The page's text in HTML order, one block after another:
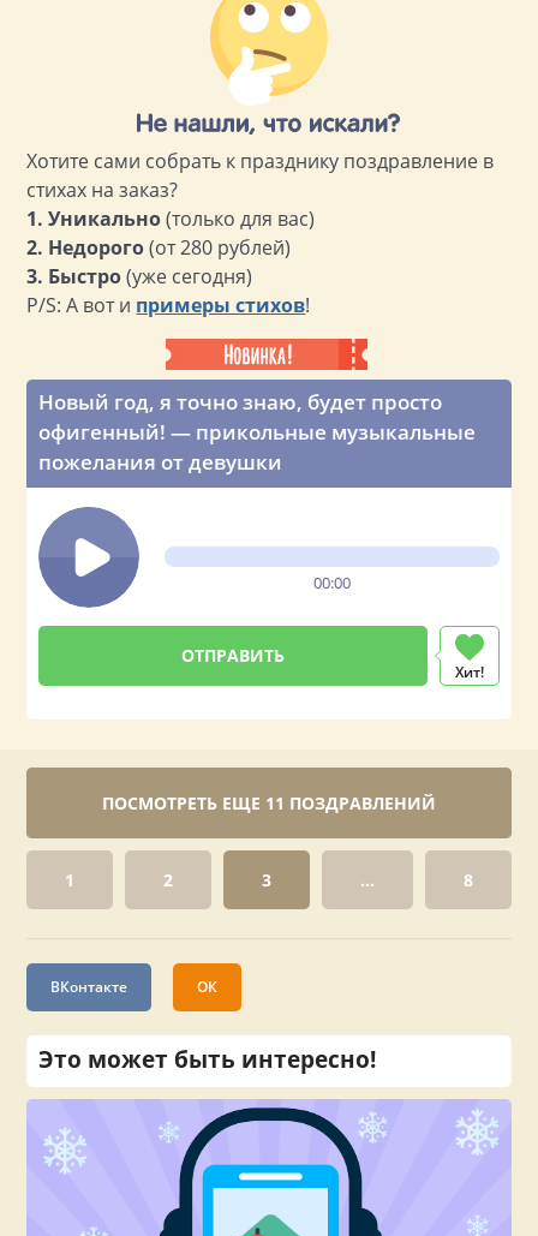
Новый год, я точно знаю, будет просто
офигенный! — прикольные музыкальные
пожелания от девушки
00:00
Хит!
Хотите сами собрать к празднику поздравление в
стихах на заказ?
1. Уникально(только для вас)
2. Недорого(от 280 рублей)
3. Быстро(уже сегодня)
P/S: А вот и примеры стихов!
ПОСМОТРЕТЬ ЕЩЕ 11 ПОЗДРАВЛЕНИЙ
1 2 3 ... 8
ВКонтакте ОК
Это может быть интересно!